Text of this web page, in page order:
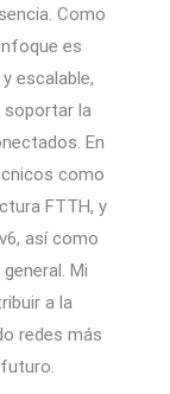
Como
es
escalable,
soportar la
En
como
FTTH, y
así como
Mi
a la
redes más